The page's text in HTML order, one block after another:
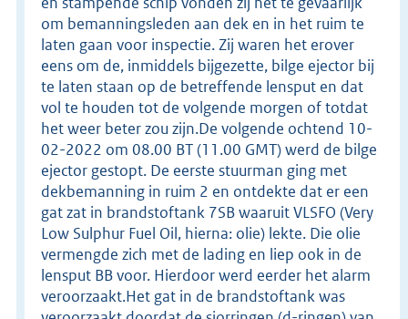
om bemanningsleden aan dek en in het ruim te
laten gaan voor inspectie. Zij waren het erover
eens om de, inmiddels bijgezette, bilge ejector bij
te laten staan op de betreffende lensput en dat
vol te houden tot de volgende morgen of totdat
het weer beter zou zijn.De volgende ochtend 10-
02-2022 om 08.00 BT (11.00 GMT) werd de bilge
ejector gestopt. De eerste stuurman ging met
dekbemanning in ruim 2 en ontdekte dat er een
gat zat in brandstoftank 7SB waaruit VLSFO (Very
Low Sulphur Fuel Oil, hierna: olie) lekte. Die olie
vermengde zich met de lading en liep ook in de
lensput BB voor. Hierdoor werd eerder het alarm
veroorzaakt.Het gat in de brandstoftank was